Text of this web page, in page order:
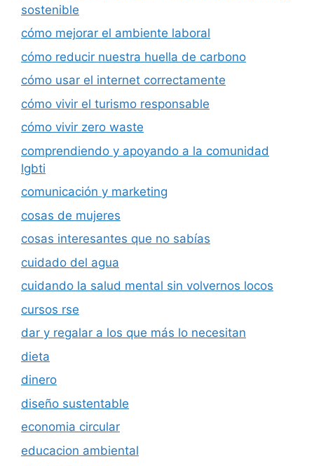
sostenible
cómo mejorar el ambiente laboral
cómo reducir nuestra huella de carbono
cómo usar el internet correctamente
cómo vivir el turismo responsable
cómo vivir zero waste
comprendiendo y apoyando a la comunidad
lgbti
comunicación y marketing
cosas de mujeres
cosas interesantes que no sabías
cuidado del agua
cuidando la salud mental sin volvernos locos
cursos rse
dar y regalar a los que más lo necesitan
dieta
dinero
diseño sustentable
economia circular
educacion ambiental